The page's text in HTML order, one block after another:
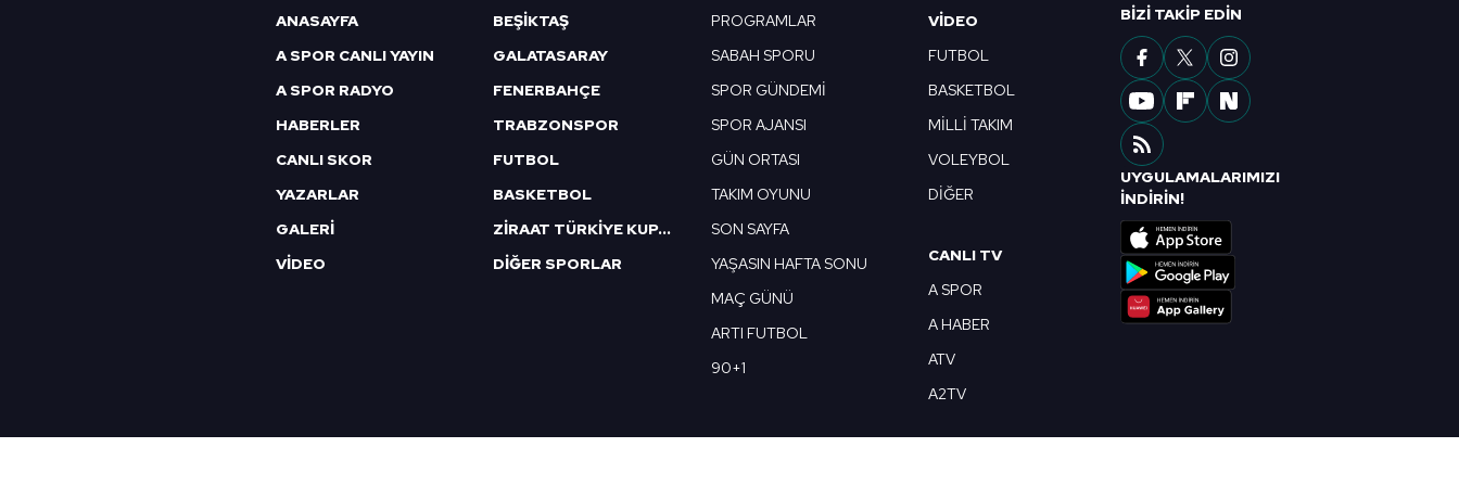
ANASAYFA
A SPOR CANLI YAYIN
A SPOR RADYO
HABERLER
CANLI SKOR
YAZARLAR
GALERİ
VİDEO
BEŞİKTAŞ
GALATASARAY
FENERBAHÇE
TRABZONSPOR
FUTBOL
BASKETBOL
ZİRAAT TÜRKİYE KUPASI
DİĞER SPORLAR
PROGRAMLAR
SABAH SPORU
SPOR GÜNDEMİ
SPOR AJANSI
GÜN ORTASI
TAKIM OYUNU
SON SAYFA
YAŞASIN HAFTA SONU
MAÇ GÜNÜ
ARTI FUTBOL
90+1
VIDEO
FUTBOL
BASKETBOL
MİLLİ TAKIM
VOLEYBOL
DİĞER
CANLI TV
A SPOR
A HABER
ATV
A2TV
BIZI TAKIP EDIN
UYGULAMALARIMIZI
İNDİRİN!